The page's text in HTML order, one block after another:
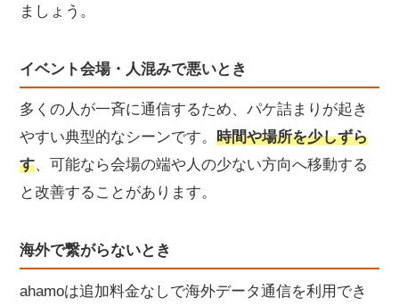
ましょう。
イベント会場・人混みで悪いとき
多くの人が一斉に通信するため、パケ詰まりが起き
やすい典型的なシーンです。 時間や場所を少しずら
す、可能なら会場の端や人の少ない方向へ移動する
と改善することがあります。
海外で繋がらないとき
ahamoは追加料金なしで海外データ通信を利用でき